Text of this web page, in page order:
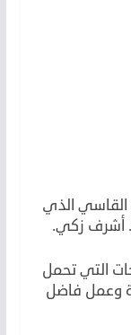
القاسي الذي
أشرف زكي.
التي تحمل
وعمل فاضل